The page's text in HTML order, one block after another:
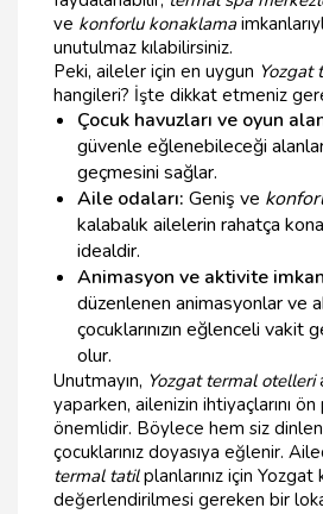
ve konforlu konaklama
unutulmaz kılabilirsiniz.
Peki, aileler için en uygun Yozgat
hangileri? İşte dikkat etmeniz
Çocuk havuzları ve oyun
güvenle eğlenebileceği
geçmesini sağlar.
Aile odaları: Geniş ve
kalabalık ailelerin rahatça
idealdir.
Animasyon ve aktivite
düzenlenen animasyonlar ve
çocuklarınızın eğlenceli vakit
olur.
Unutmayın, Yozgat termal otelleri
yaparken, ailenizin ihtiyaçlarını
önemlidir. Böylece hem siz
çocuklarınız doyasıya eğlenir.
termal tatilplanlarınız için Yozgat
değerlendirilmesi gereken bir